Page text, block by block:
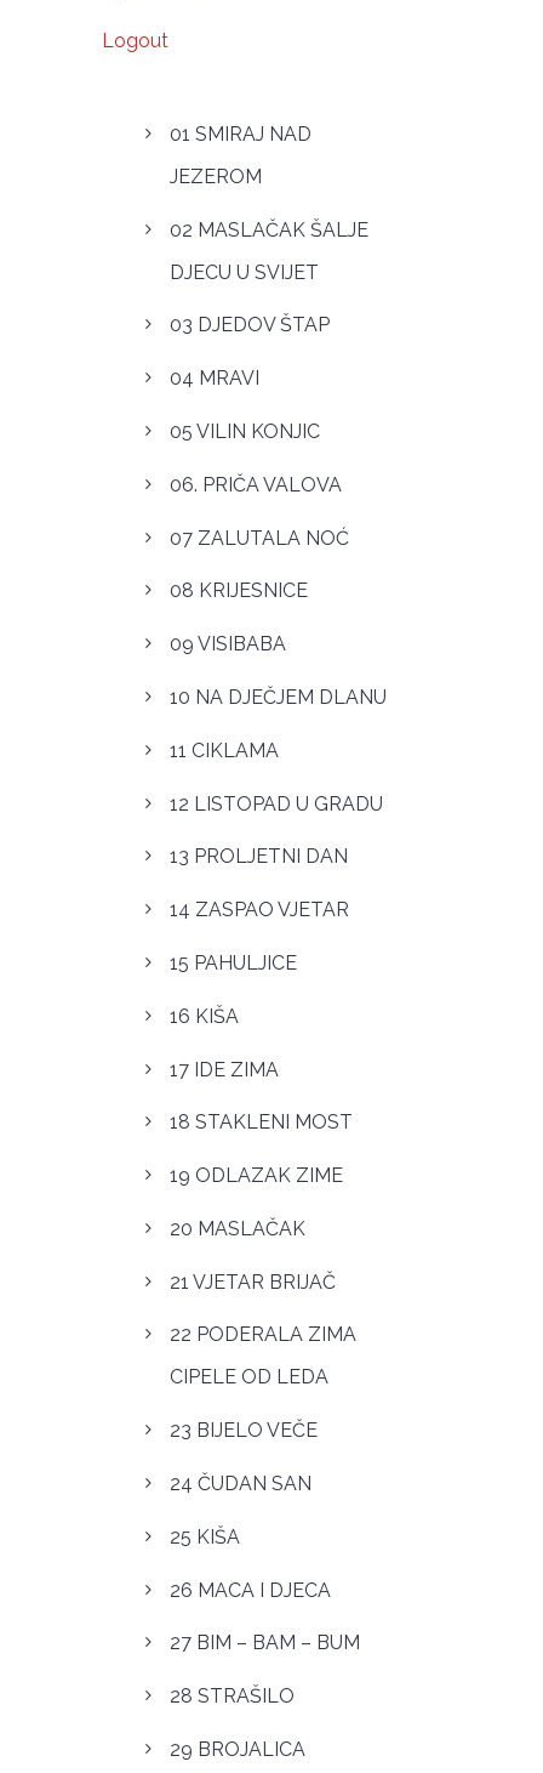
Logout
01 SMIRAJ NAD
JEZEROM
02 MASLAČAK ŠALJE
DJECU U SVIJET
03 DJEDOV ŠTAP
04 MRAVI
05 VILIN KONJIC
06. PRIČA VALOVA
07 ZALUTALA NOĆ
08 KRIJESNICE
09 VISIBABA
10 NA DJEČJEM DLANU
11 CIKLAMA
12 LISTOPAD U GRADU
13 PROLJETNI DAN
14 ZASPAO VJETAR
15 PAHULJICE
16 KIŠA
17 IDE ZIMA
18 STAKLENI MOST
19 ODLAZAK ZIME
20 MASLAČAK
21 VJETAR BRIJAČ
22 PODERALA ZIMA
CIPELE OD LEDA
23 BIJELO VEČE
24 ČUDAN SAN
25 KIŠA
26 MACA I DJECA
27 BIM – BAM – BUM
28 STRAŠILO
29 BROJALICA